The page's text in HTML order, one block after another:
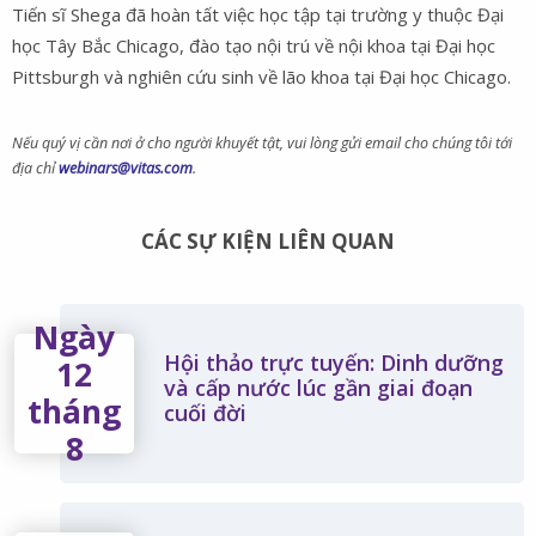
Tiến sĩ Shega đã hoàn tất việc học tập tại trường y thuộc Đại
học Tây Bắc Chicago, đào tạo nội trú về nội khoa tại Đại học
Pittsburgh và nghiên cứu sinh về lão khoa tại Đại học Chicago.
Nếu quý vị cần nơi ở cho người khuyết tật, vui lòng gửi email cho chúng tôi tới
địa chỉwebinars@vitas.com.
CÁC SỰ KIỆN LIÊN QUAN
Ngày
12
tháng
8
Hội thảo trực tuyến: Dinh dưỡng
và cấp nước lúc gần giai đoạn
cuối đời